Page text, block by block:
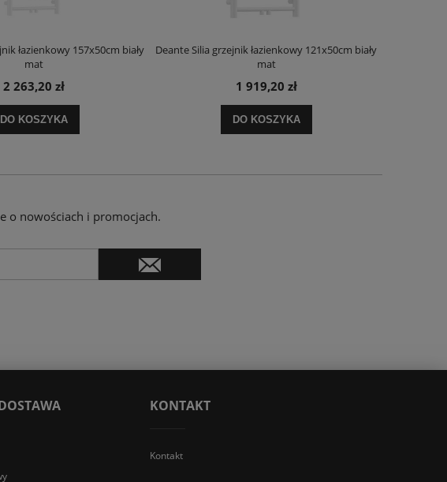
łazienkowy 157x50cm biały
mat
2 263,20 zł
DO KOSZYKA
Deante Silia grzejnik łazienkowy 121x50cm biały
mat
1 919,20 zł
DO KOSZYKA
o nowościach i promocjach.
KONTAKT
Kontakt